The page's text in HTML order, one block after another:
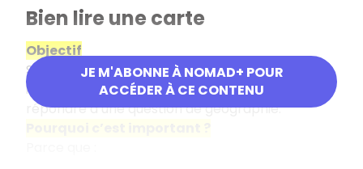
JE M'ABONNE À NOMAD+ POUR
ACCÉDER À CE CONTENU
Bien lire une carte
Objectif
Savoir comprendre une carte, repérer les
informations essentielles et l’utiliser pour
répondre à une question de géographie.